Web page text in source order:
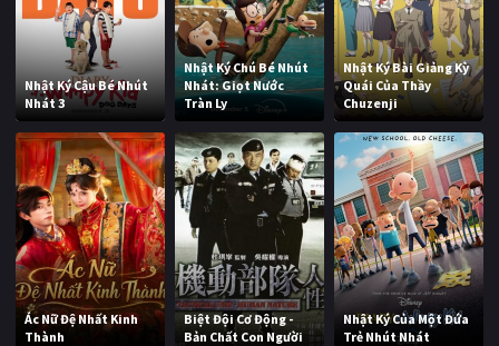
Nhật Ký Cậu Bé Nhút
Nhát 3
Nhật Ký Chú Bé Nhút
Nhát: Giọt Nước
Tràn Ly
Nhật Ký Bài Giảng Kỳ
Quái Của Thầy
Chuzenji
Ác Nữ Đệ Nhất Kinh
Thành
Biệt Đội Cơ Động -
Bản Chất Con Người
Nhật Ký Của Một Đứa
Trẻ Nhút Nhát